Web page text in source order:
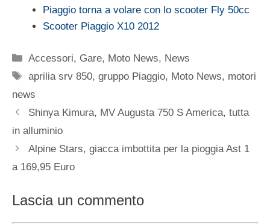
Piaggio torna a volare con lo scooter Fly 50cc
Scooter Piaggio X10 2012
Categorie
Accessori, Gare, Moto News, News
Tag
aprilia srv 850,gruppo Piaggio, Moto News, motori
news
Shinya Kimura, MV Augusta 750 S America, tutta
in alluminio
Alpine Stars, giacca imbottita per la pioggia Ast 1
a 169,95 Euro
Lascia un commento